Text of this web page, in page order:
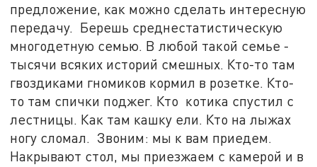
предложение, как можно сделать интересную
передачу. Берешь среднестатистическую
многодетную семью. В любой такой семье -
тысячи всяких историй смешных. Кто-то там
гвоздиками гномиков кормил в розетке. Кто-
то там спички поджег. Кто котика спустил с
лестницы. Как там кашку ели. Кто на лыжах
ногу сломал. Звоним: мы к вам приедем.
Накрывают стол, мы приезжаем с камерой и в